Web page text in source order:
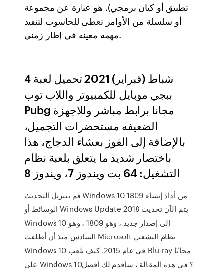
تطبيق أو كيان برمجي). هو عبارة عن مجموعة
أو سلسلة من الأوامر تعطى للحاسوب لتنفيد
مهمة معينة في إطار زمني.
4 شباط (فبراير) 2021 تحميل لعبة
ببجي موبايل للكمبيوتر واللاب توب
Pubg مجانا برابط مباشر وللاجهزة
الضعيفه مستحضرات التجميل،
بالإضافة إلى الفوز بعشاء الدجاج، هذا
باختصار شديد ما يتعلق بلعبة نظام
التشغيل: 64 بت ويندوز 7، ويندوز 8
قم بتنزيل التحديث Windows 10 1809 من أداة إنشاء
الوسائط أو Windows Update 2018 يتم الآن تحديث
Windows 10 إلى إصدار جديد ، وهو 1809 ، وهو
السادس منذ أن أطلقت Microsoft نظام التشغيل
Windows 10 في عام 2015. كيف تلعب Blu-ray مجانًا
على Windows 10؟ في هذه المقالة ، سأقدم لك أفضل